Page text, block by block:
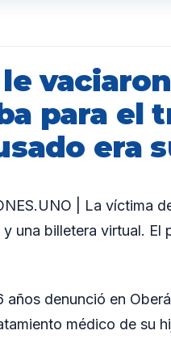
para el
era
| La víctima
una billetera virtual.
años denunció en
médico de su